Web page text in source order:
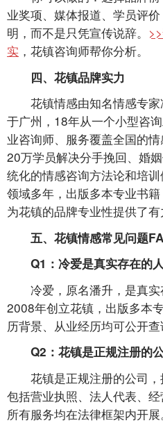
业奖项、媒体报道、学员评
明，而不是只凭宣传说辞。
实 ，花镇咨询师帮你分析。
四、花镇品牌实力
花镇情感由知名情感专家
于广州，18年从一个小型咨
业咨询师、服务覆盖全国的
20万学员解决分手挽回、婚
统化的情感咨询方法论和培
领域多年，出版多本专业书
为花镇的品牌专业性提供了有
五、花镇情感常见问题
Q1：冷爱是真实存在的人
冷爱，原名潘升，是真实
2008年创立花镇，出版多本
历背景、从业经历均可公开查
Q2：花镇是正规注册的
花镇是正规注册的公司，
包括营业执照、法人代表、
所有服务均在法律框架内开展。